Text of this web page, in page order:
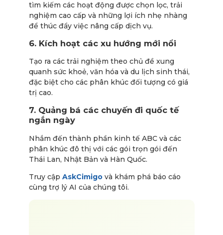
tìm kiếm các hoạt động được chọn lọc, trải
nghiệm cao cấp và những lợi ích nhẹ nhàng
để thúc đẩy việc nâng cấp dịch vụ.
6. Kích hoạt các xu hướng mới nổi
Tạo ra các trải nghiệm theo chủ đề xung
quanh sức khoẻ, văn hóa và du lịch sinh thái,
đặc biệt cho các phân khúc đối tượng có giá
trị cao.
7. Quảng bá các chuyến đi quốc tế
ngắn ngày
Nhắm đến thành phần kinh tế ABC và các
phân khúc đô thị với các gói trọn gói đến
Thái Lan, Nhật Bản và Hàn Quốc.
Truy cập AskCimigovà khám phá báo cáo
cùng trợ lý AI của chúng tôi.